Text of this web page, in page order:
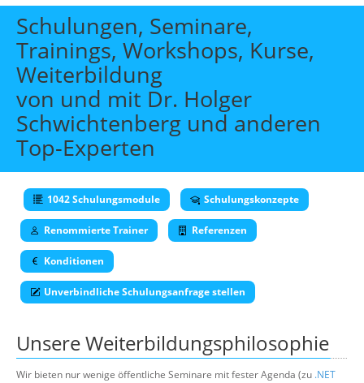
Start
Themen
Beratung
Individuelle Schulungen
Offene Seminare
Wissen
Suche
Schulungen, Seminare,
Trainings, Workshops, Kurse,
Weiterbildung
von und mit Dr. Holger
Schwichtenberg und anderen
Top-Experten
1042 Schulungsmodule Schulungskonzepte
Renommierte Trainer Referenzen
Konditionen
Unverbindliche Schulungsanfrage stellen
Unsere Weiterbildungsphilosophie
Wir bieten nur wenige öffentliche Seminare mit fester Agenda (zu .NET